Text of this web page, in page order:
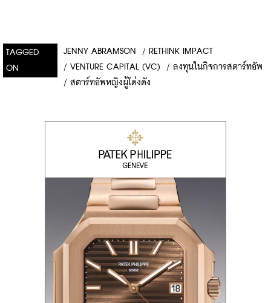
TAGGED
ON
JENNY ABRAMSON / RETHINK IMPACT
/ VENTURE CAPITAL (VC) / ลงทุนในกิจการสตาร์ทอัพ
/ สตาร์ทอัพหญิงผู้โด่งดัง